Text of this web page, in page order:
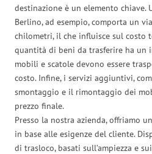
destinazione è un elemento chiave.
Berlino, ad esempio, comporta un
chilometri, il che influisce sul costo
quantità di beni da trasferire ha un
mobili e scatole devono essere
costo. Infine, i servizi aggiuntivi,
smontaggio e il rimontaggio dei
prezzo finale.
Presso la nostra azienda, offriamo
in base alle esigenze del cliente.
di trasloco, basati sull’ampiezza e